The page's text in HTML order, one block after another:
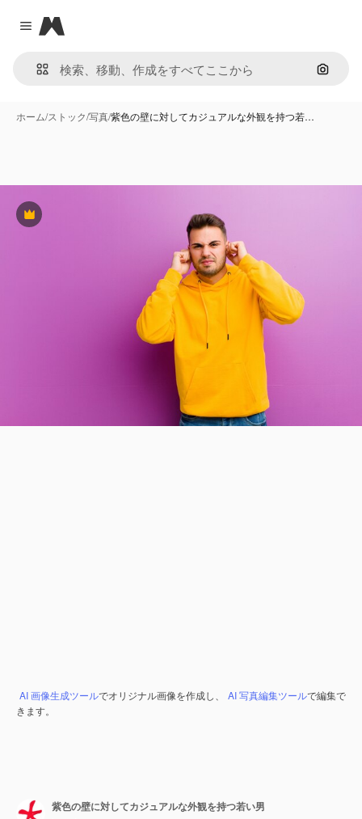
Close menu
Magnific
画像で
ホーム/ストック/写真/紫色の壁に対してカジュアルな外観を持つ若…
Premium
AI 画像生成ツールでオリジナル画像を作成し、 AI 写真編集ツールで編集で
きます。
紫色の壁に対してカジュアルな外観を持つ若い男